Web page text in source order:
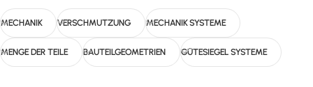
MECHANIK VERSCHMUTZUNG MECHANIK SYSTEME
MENGE DER TEILE BAUTEILGEOMETRIEN GÜTESIEGEL SYSTEME